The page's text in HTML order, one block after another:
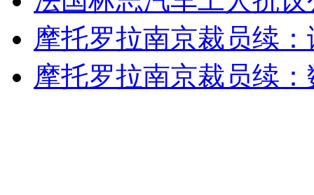
安徽一实载49人客车翻车
摩托罗拉南京裁员续
摩托罗拉南京裁员续